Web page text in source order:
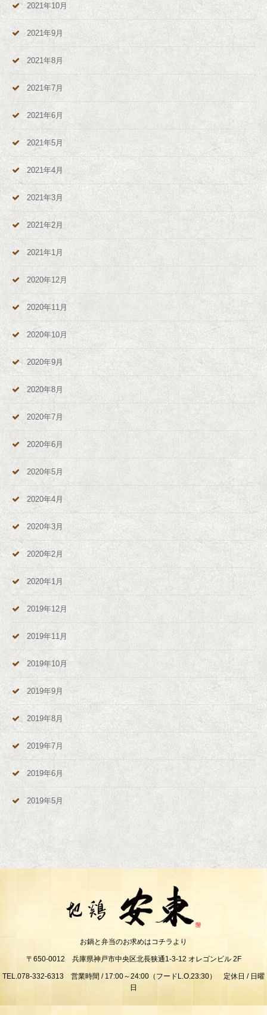
2021年10月
2021年9月
2021年8月
2021年7月
2021年6月
2021年5月
2021年4月
2021年3月
2021年2月
2021年1月
2020年12月
2020年11月
2020年10月
2020年9月
2020年8月
2020年7月
2020年6月
2020年5月
2020年4月
2020年3月
2020年2月
2020年1月
2019年12月
2019年11月
2019年10月
2019年9月
2019年8月
2019年7月
2019年6月
2019年5月
お鍋と弁当のお求めはコチラより
〒650-0012 兵庫県神戸市中央区北長狭通1-3-12 オレゴンビル 2F
TEL.078-332-6313 営業時間 / 17:00～24:00（フードL.O.23:30） 定休日 / 日曜
日